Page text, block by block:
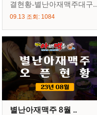
결현황-별난아재맥주대구..
09.13 조회: 1084
별난아재맥주 8월 ..